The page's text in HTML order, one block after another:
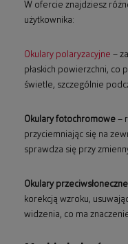
W ofercie znajdziesz
użytkownika:
Okulary polaryzacyjne –
płaskich powierzchni, co
świetle, szczególnie
Okulary fotochromowe –
przyciemniając się na
sprawdza się przy
Okulary
korekcją wzroku,
widzenia, co ma